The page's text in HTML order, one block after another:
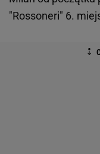
"Rossoneri" 6.